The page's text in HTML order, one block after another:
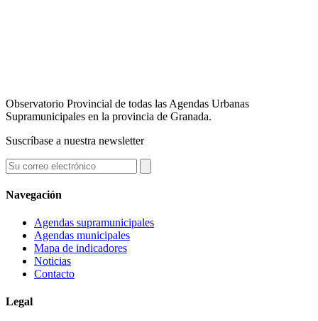
Observatorio Provincial de todas las Agendas Urbanas
Supramunicipales en la provincia de Granada.
Suscríbase a nuestra newsletter
Navegación
Agendas supramunicipales
Agendas municipales
Mapa de indicadores
Noticias
Contacto
Legal